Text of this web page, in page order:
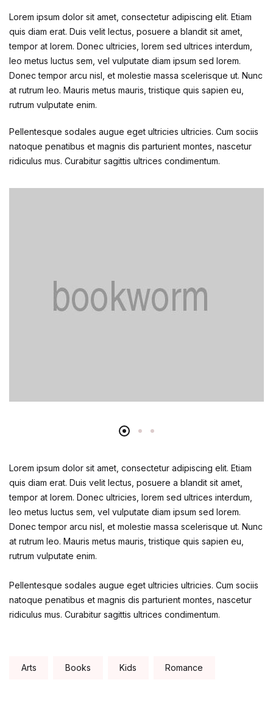
Lorem ipsum dolor sit amet, consectetur adipiscing elit. Etiam
quis diam erat. Duis velit lectus, posuere a blandit sit amet,
tempor at lorem. Donec ultricies, lorem sed ultrices interdum,
leo metus luctus sem, vel vulputate diam ipsum sed lorem.
Donec tempor arcu nisl, et molestie massa scelerisque ut. Nunc
at rutrum leo. Mauris metus mauris, tristique quis sapien eu,
rutrum vulputate enim.
Pellentesque sodales augue eget ultricies ultricies. Cum sociis
natoque penatibus et magnis dis parturient montes, nascetur
ridiculus mus. Curabitur sagittis ultrices condimentum.
Lorem ipsum dolor sit amet, consectetur adipiscing elit. Etiam
quis diam erat. Duis velit lectus, posuere a blandit sit amet,
tempor at lorem. Donec ultricies, lorem sed ultrices interdum,
leo metus luctus sem, vel vulputate diam ipsum sed lorem.
Donec tempor arcu nisl, et molestie massa scelerisque ut. Nunc
at rutrum leo. Mauris metus mauris, tristique quis sapien eu,
rutrum vulputate enim.
Pellentesque sodales augue eget ultricies ultricies. Cum sociis
natoque penatibus et magnis dis parturient montes, nascetur
ridiculus mus. Curabitur sagittis ultrices condimentum.
Tags:
Arts Books Kids Romance